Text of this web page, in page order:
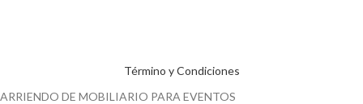
Término y Condiciones
ARRIENDO DE MOBILIARIO PARA EVENTOS